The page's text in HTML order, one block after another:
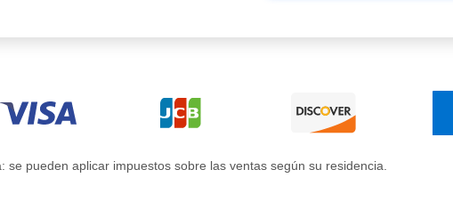
se pueden aplicar impuestos sobre las ventas según su residencia.